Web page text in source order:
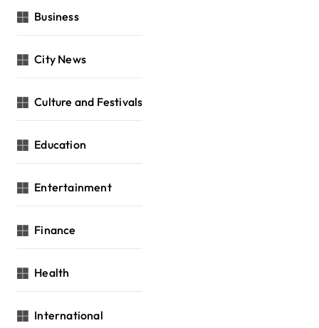
Business
City News
Culture and Festivals
Education
Entertainment
Finance
Health
International